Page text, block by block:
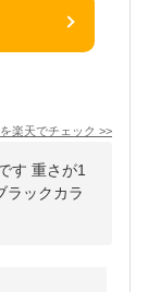
楽天でチェック >>
す 重さが1
ラックカラ